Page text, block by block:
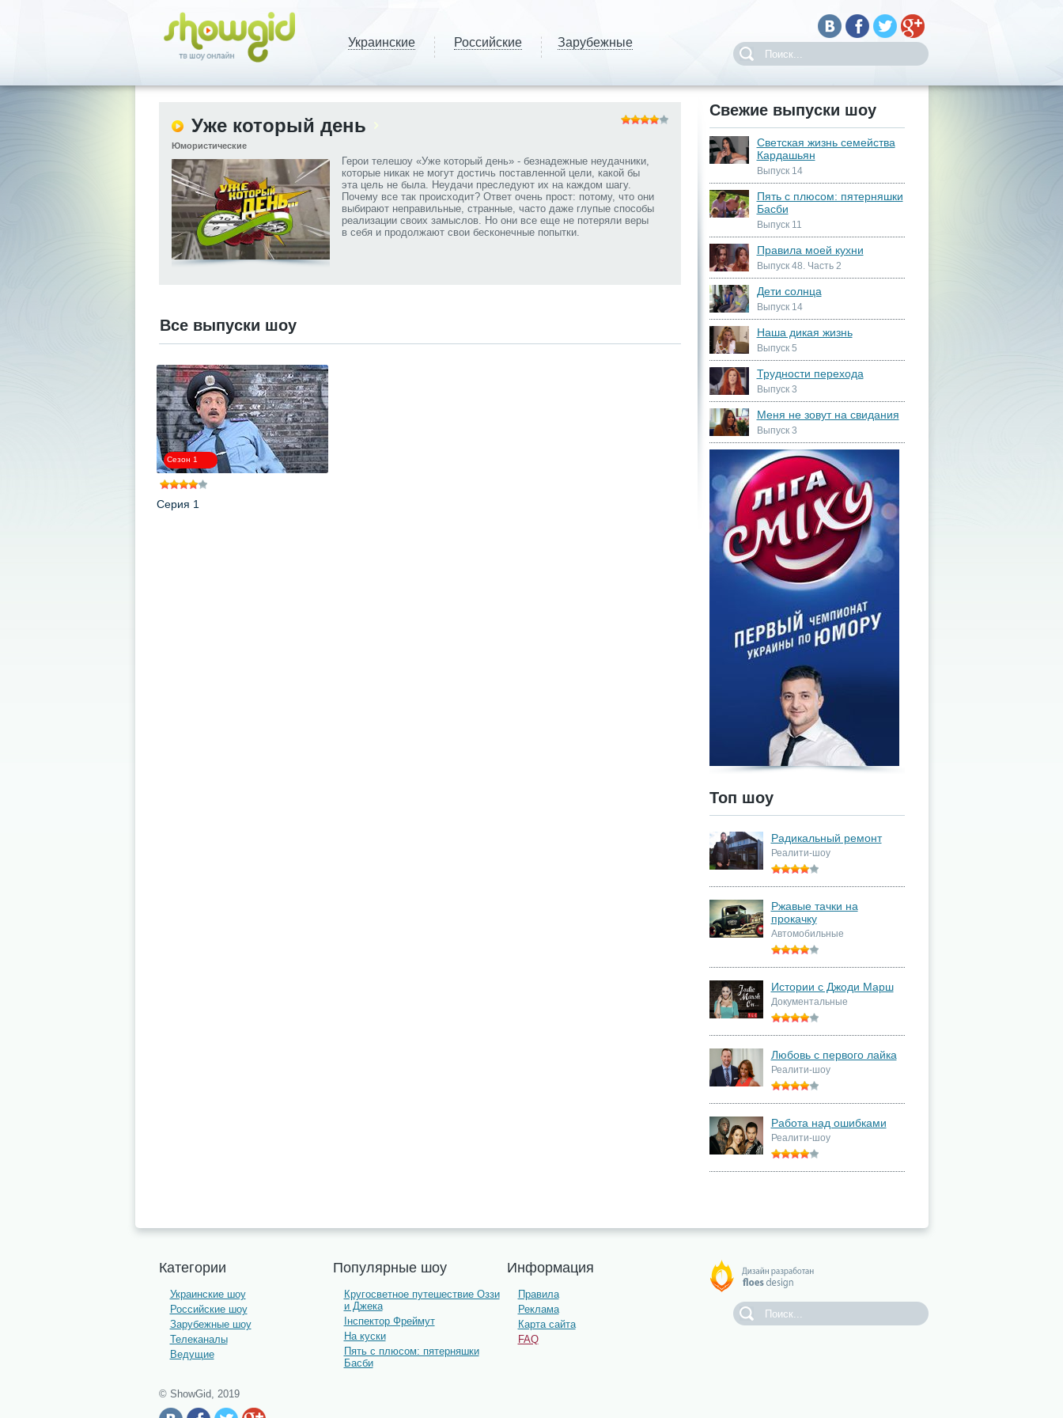
Украинские Российские Зарубежные
Уже который день
Юмористические
Герои телешоу «Уже который день» - безнадежные неудачники,
которые никак не могут достичь поставленной цели, какой бы
эта цель не была. Неудачи преследуют их на каждом шагу.
Почему все так происходит? Ответ очень прост: потому, что они
выбирают неправильные, странные, часто даже глупые способы
реализации своих замыслов. Но они все еще не потеряли веры
в себя и продолжают свои бесконечные попытки.
Все выпуски шоу
.
Сезон 1
Серия 1
Свежие выпуски шоу
Светская жизнь семейства
Кардашьян
Выпуск 14
Пять с плюсом: пятерняшки
Басби
Выпуск 11
Правила моей кухни
Выпуск 48. Часть 2
Дети солнца
Выпуск 14
Наша дикая жизнь
Выпуск 5
Трудности перехода
Выпуск 3
Меня не зовут на свидания
Выпуск 3
Топ шоу
Радикальный ремонт
Реалити-шоу
Ржавые тачки на
прокачку
Автомобильные
Истории с Джоди Марш
Документальные
Любовь с первого лайка
Реалити-шоу
Работа над ошибками
Реалити-шоу
Категории
Украинские шоу
Российские шоу
Зарубежные шоу
Телеканалы
Ведущие
Популярные шоу
Кругосветное путешествие Оззи
и Джека
Інспектор Фреймут
На куски
Пять с плюсом: пятерняшки
Басби
Информация
Правила
Реклама
Карта сайта
FAQ
© ShowGid, 2019